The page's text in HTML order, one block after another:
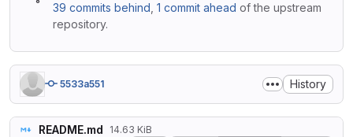
39 commits behind 1 commit ahead of the upstream
repository.
5533a551 History
README.md 14.63 KiB